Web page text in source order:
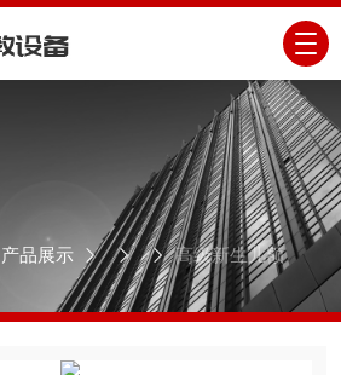
产品展示
高级新生儿额